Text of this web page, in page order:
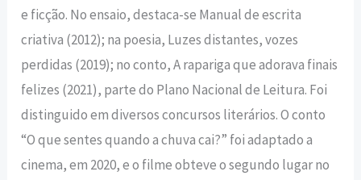
e ficção. No ensaio, destaca-se Manual de escrita
criativa (2012); na poesia, Luzes distantes, vozes
perdidas (2019); no conto, A rapariga que adorava finais
felizes (2021), parte do Plano Nacional de Leitura. Foi
distinguido em diversos concursos literários. O conto
“O que sentes quando a chuva cai?” foi adaptado a
cinema, em 2020, e o filme obteve o segundo lugar no